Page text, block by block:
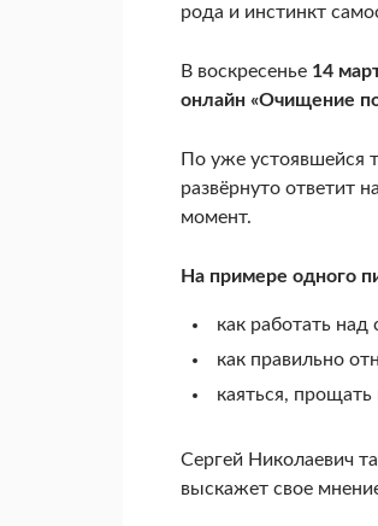
рода и инстинкт
В воскресенье 14
онлайн «Очищение
По уже устоявшейся
развёрнуто ответит
момент.
На примере одного
как работать
как правильно
каяться, прощать
Сергей Николаевич
выскажет свое